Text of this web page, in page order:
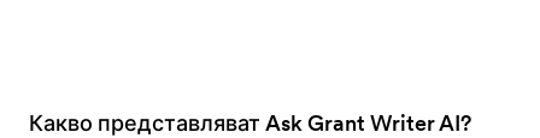
Какво представляват Ask Grant Writer AI?